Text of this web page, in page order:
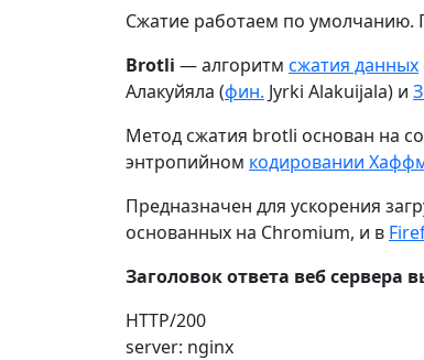
Сжатие работаем по умолчанию.
Brotli — алгоритм сжатия данных
Алакуйяла (фин. Jyrki Alakuijala) и
Метод сжатия brotli основан на
энтропийном кодировании
Предназначен для ускорения
основанных на Chromium, и в
Заголовок ответа веб сервера
HTTP/200
server: nginx